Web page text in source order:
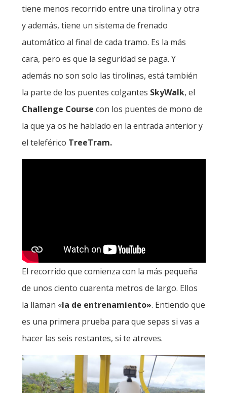
tiene menos recorrido entre una tirolina y otra
y además, tiene un sistema de frenado
automático al final de cada tramo. Es la más
cara, pero es que la seguridad se paga. Y
además no son solo las tirolinas, está también
la parte de los puentes colgantes SkyWalk, el
Challenge Course con los puentes de mono de
la que ya os he hablado en la entrada anterior y
el teleférico TreeTram.
El recorrido que comienza con la más pequeña
de unos ciento cuarenta metros de largo. Ellos
la llaman «la de entrenamiento». Entiendo que
es una primera prueba para que sepas si vas a
hacer las seis restantes, si te atreves.